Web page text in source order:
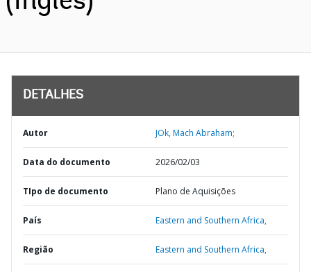
DETALHES
Autor JOk, Mach Abraham;
Data do documento 2026/02/03
TIpo de documento Plano de Aquisições
País Eastern and Southern Africa,
Região Eastern and Southern Africa,